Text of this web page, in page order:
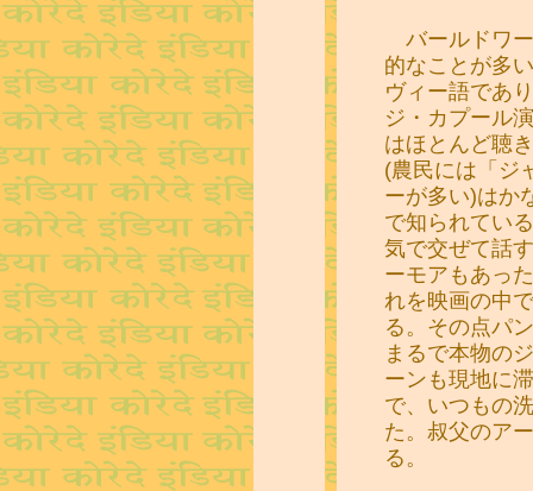
バールドワ
的なことが多
ヴィー語であ
ジ・カプール
はほとんど聴
(農民には「ジ
ーが多い)はか
で知られてい
気で交ぜて話
ーモアもあっ
れを映画の中
る。その点パ
まるで本物の
ーンも現地に
で、いつもの
た。叔父のア
る。